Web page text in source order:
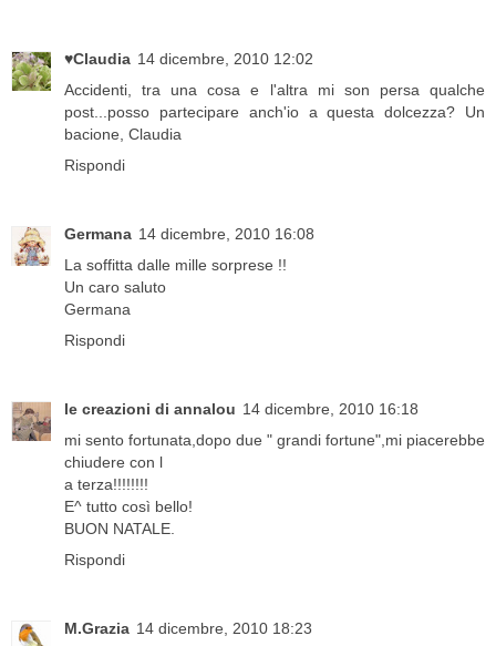
♥Claudia 14 dicembre, 2010 12:02
Accidenti, tra una cosa e l'altra mi son persa qualche
post...posso partecipare anch'io a questa dolcezza? Un
bacione, Claudia
Rispondi
Germana 14 dicembre, 2010 16:08
La soffitta dalle mille sorprese !!
Un caro saluto
Germana
Rispondi
le creazioni di annalou 14 dicembre, 2010 16:18
mi sento fortunata,dopo due " grandi fortune",mi piacerebbe
chiudere con l
a terza!!!!!!!!
E^ tutto così bello!
BUON NATALE.
Rispondi
M.Grazia 14 dicembre, 2010 18:23